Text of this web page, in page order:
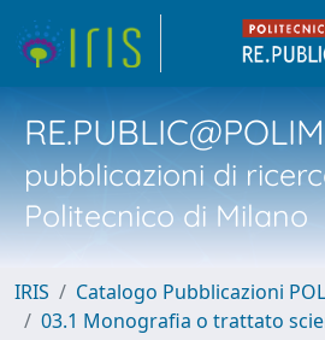
pubblicazioni di
Politecnico di Milano
IRIS Catalogo Pubblicazioni
03.1 Monografia o trattato